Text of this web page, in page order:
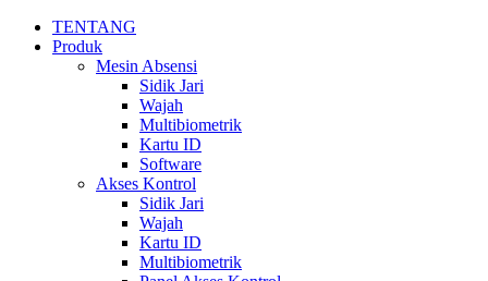
TENTANG
Produk
Mesin Absensi
Sidik Jari
Wajah
Multibiometrik
Kartu ID
Software
Akses Kontrol
Sidik Jari
Wajah
Kartu ID
Multibiometrik